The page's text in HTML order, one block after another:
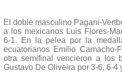
El doble masculino Pagani-
a los mexicanos Luis Flores-
6-1. En la pelea por la
ecuatorianos Emilio Camacho-
otra semifinal vencieron a los
Gustavo De Oliveira por 3-6, 6-4